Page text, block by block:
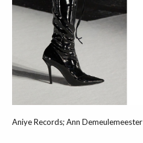
Aniye Records; Ann Demeulemeester